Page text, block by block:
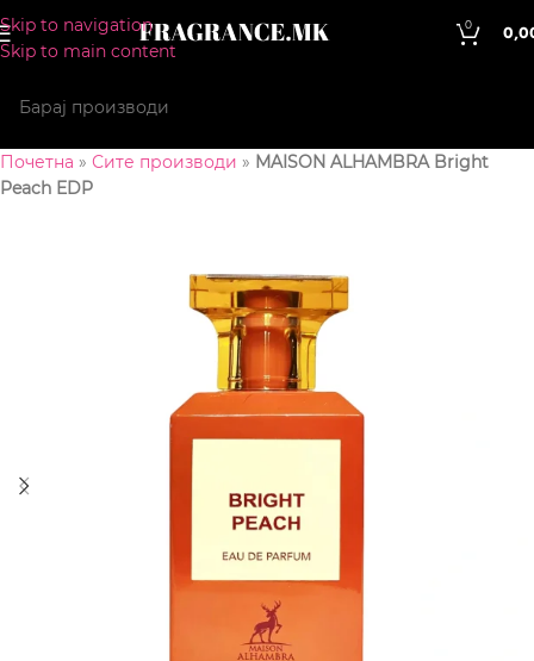
Skip to navigation
Skip to main content
0
Почетна » Сите производи » MAISON ALHAMBRA Bright
Peach EDP